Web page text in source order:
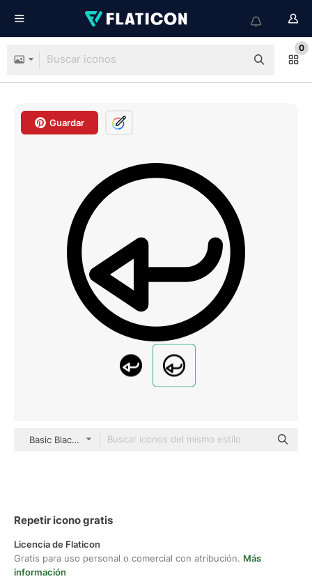
0
Guardar
Basic Black Outline
Repetir icono gratis
Licencia de Flaticon
Gratis para uso personal o comercial con atribución. Más
información